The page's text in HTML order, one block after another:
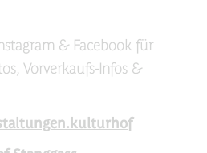
& Facebook für
Vorverkaufs-Infos &